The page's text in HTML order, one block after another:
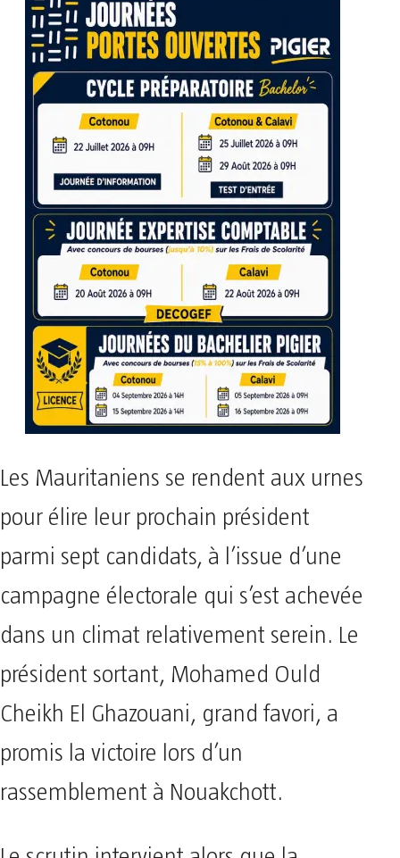
Les Mauritaniens se rendent aux urnes
pour élire leur prochain président
parmi sept candidats, à l’issue d’une
campagne électorale qui s’est achevée
dans un climat relativement serein. Le
président sortant, Mohamed Ould
Cheikh El Ghazouani, grand favori, a
promis la victoire lors d’un
rassemblement à Nouakchott.